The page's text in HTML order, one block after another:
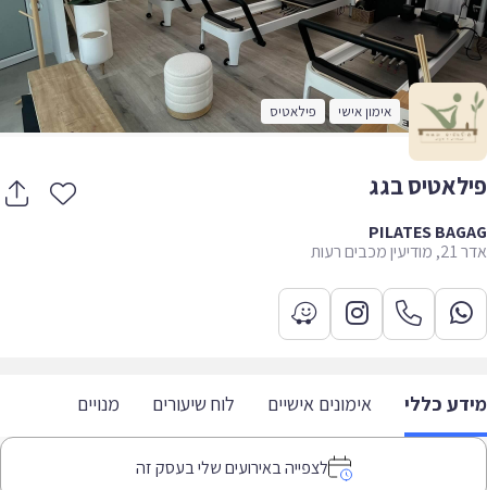
אימון אישי פילאטיס
בגג
PILATES
רעות
כללי אימונים אישיים לוח שיעורים מנויים
לצפייה באירועים שלי בעסק זה